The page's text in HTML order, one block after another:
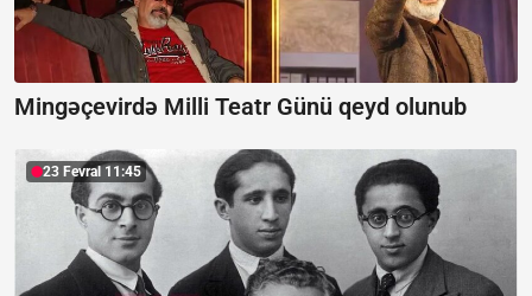
Mingəçevirdə Milli Teatr Günü qeyd olunub
23 Fevral 11:45